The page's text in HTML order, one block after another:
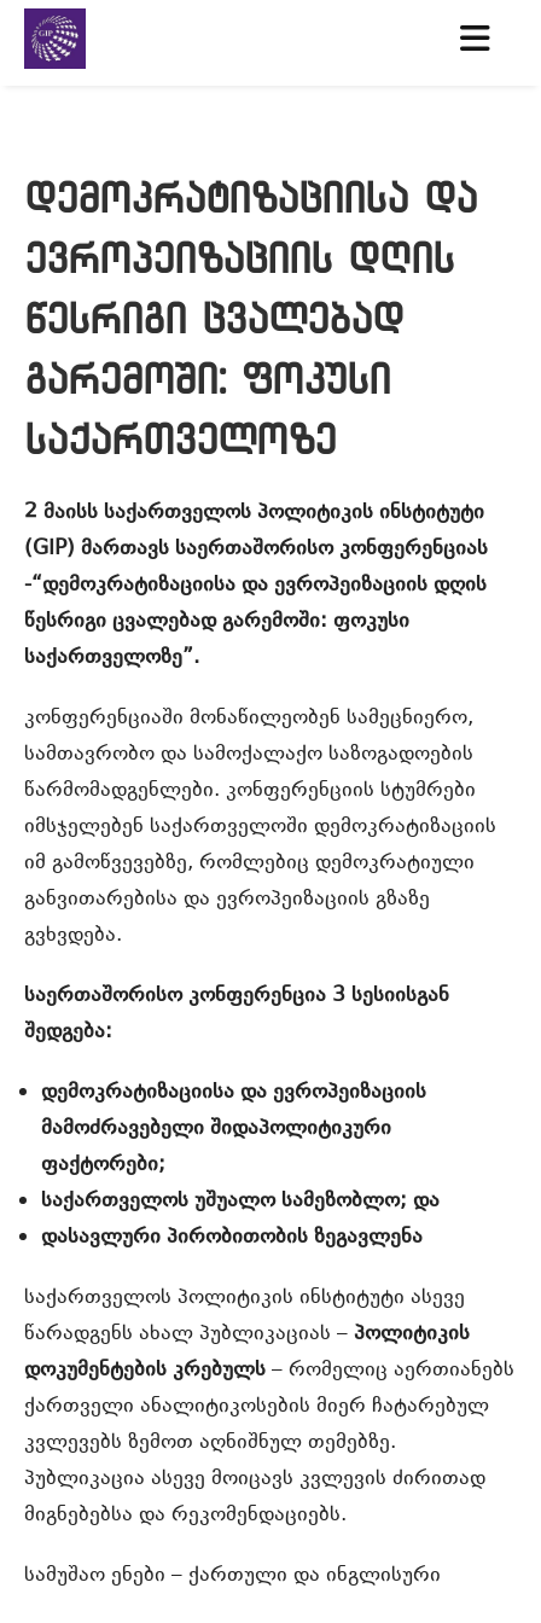
დემოკრატიზაციისა და
ევროპეიზაციის დღის
წესრიგი ცვალებად
გარემოში: ფოკუსი
საქართველოზე
2 მაისს საქართველოსპოლიტიკისინსტიტუტი
(GIP) მართავს საერთაშორისოკონფერენციას
-“დემოკრატიზაციისადა ევროპეიზაციისდღის
წესრიგიცვალებადგარემოში: ფოკუსი
საქართველოზე”.
კონფერენციაში მონაწილეობენ სამეცნიერო,
სამთავრობო და სამოქალაქო საზოგადოების
წარმომადგენლები. კონფერენციის სტუმრები
იმსჯელებენ საქართველოში დემოკრატიზაციის
იმ გამოწვევებზე, რომლებიც დემოკრატიული
განვითარებისა და ევროპეიზაციის გზაზე
გვხვდება.
საერთაშორისოკონფერენცია 3 სესიისგან
შედგება:
დემოკრატიზაციისა და ევროპეიზაციის
მამოძრავებელი შიდაპოლიტიკური
ფაქტორები;
საქართველოსუშუალოსამეზობლო; და
დასავლურიპირობითობისზეგავლენა
საქართველოს პოლიტიკის ინსტიტუტი ასევე
წარადგენს ახალ პუბლიკაციას –პოლიტიკის
დოკუმენტებისკრებულს– რომელიც აერთიანებს
ქართველი ანალიტიკოსების მიერ ჩატარებულ
კვლევებს ზემოთ აღნიშნულ თემებზე.
პუბლიკაცია ასევე მოიცავს კვლევის ძირითად
მიგნებებსა და რეკომენდაციებს.
სამუშაო ენები – ქართული და ინგლისური